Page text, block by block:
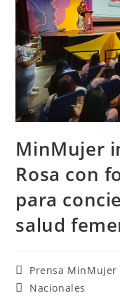
MinMujer
Rosa con
para
salud
Prensa MinMujer
Nacionales